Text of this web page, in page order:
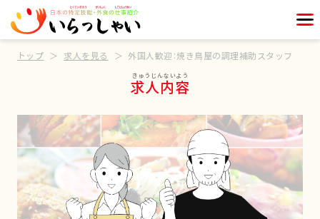
トップ 求人を見る 外国人歓迎：焼き鳥屋の調理補助スタッフ
求人内容